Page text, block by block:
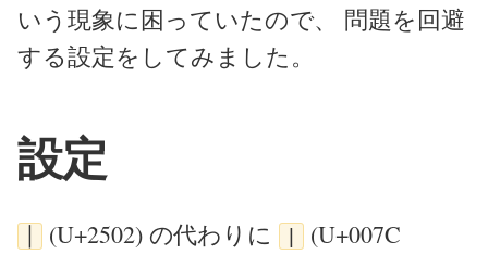
いう現象に困っていたので、 問題を回避
する設定をしてみました。
設定
(U+2502) の代わりに
(U+007C